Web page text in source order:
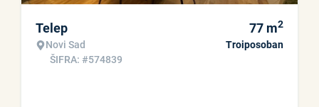
Telep
Novi Sad
ŠIFRA: #574839
77 m2
Troiposoban